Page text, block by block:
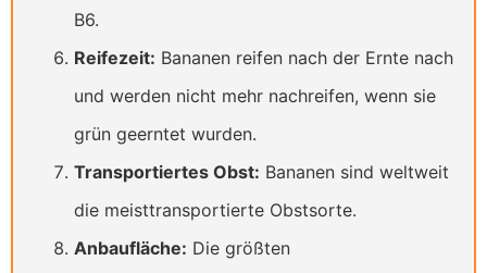
B6.
Reifezeit: Bananen reifen nach der Ernte nach
und werden nicht mehr nachreifen, wenn sie
grün geerntet wurden.
Transportiertes Obst: Bananen sind weltweit
die meisttransportierte Obstsorte.
Anbaufläche: Die größten